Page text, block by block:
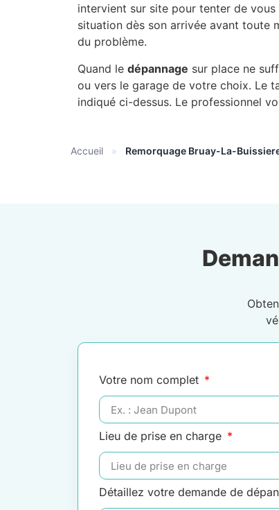
intervient sur site pour tenter de
situation dès son arrivée avant toute
du problème.
Quand le dépannage sur place ne
ou vers le garage de votre choix. Le
indiqué ci-dessus. Le professionnel
Accueil » Remorquage Bruay-La-
Votre nom complet
Lieu de prise en charge
Détaillez votre demande de